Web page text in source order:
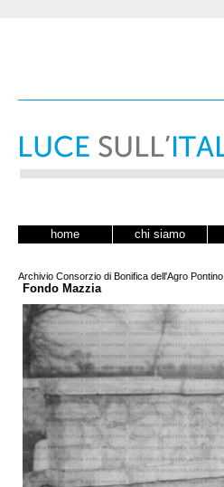
home chi siamo
Archivio Consorzio di Bonifica dell'Agro Pontino
Fondo Mazzia